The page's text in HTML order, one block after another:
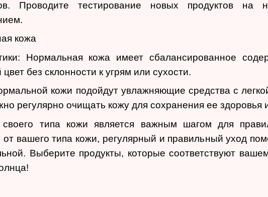
Проводите тестирование новых продуктов
кожа
Нормальная кожа имеет сбалансированное
без склонности к угрям или сухости.
кожи подойдут увлажняющие средства с
регулярно очищать кожу для сохранения ее здоровья
типа кожи является важным шагом для
вашего типа кожи, регулярный и правильный уход
Выберите продукты, которые соответствуют